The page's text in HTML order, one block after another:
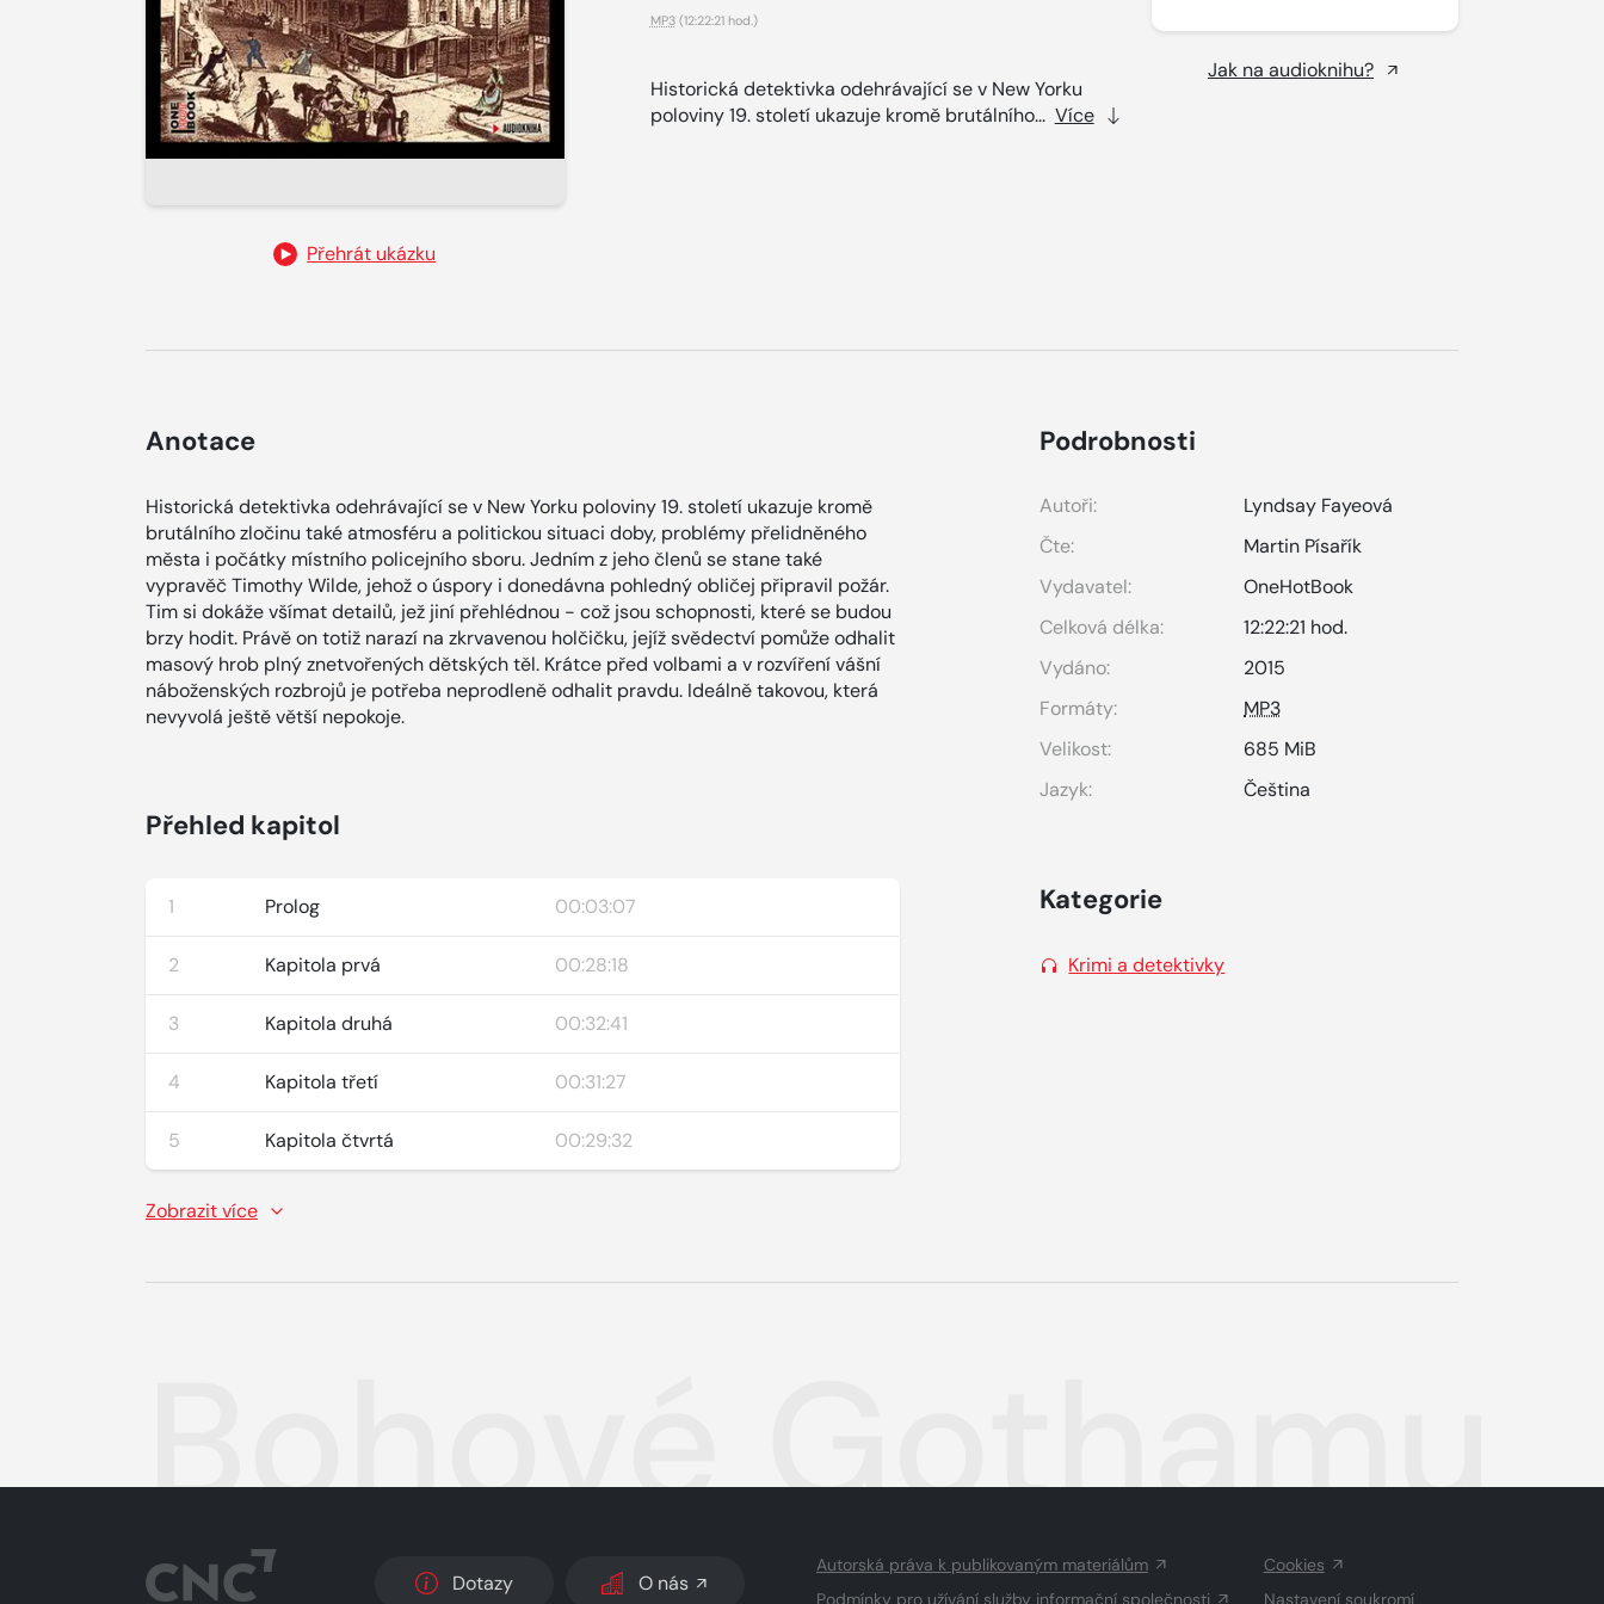
Přehrát ukázku
MP3(12:22:21 hod.)
Historická detektivka odehrávající se v New Yorku
poloviny 19. století ukazuje kromě brutálního... Více
Jak na audioknihu?
Anotace
Historická detektivka odehrávající se v New Yorku poloviny 19. století ukazuje kromě
brutálního zločinu také atmosféru a politickou situaci doby, problémy přelidněného
města i počátky místního policejního sboru. Jedním z jeho členů se stane také
vypravěč Timothy Wilde, jehož o úspory i donedávna pohledný obličej připravil požár.
Tim si dokáže všímat detailů, jež jiní přehlédnou - což jsou schopnosti, které se budou
brzy hodit. Právě on totiž narazí na zkrvavenou holčičku, jejíž svědectví pomůže odhalit
masový hrob plný znetvořených dětských těl. Krátce před volbami a v rozvíření vášní
náboženských rozbrojů je potřeba neprodleně odhalit pravdu. Ideálně takovou, která
nevyvolá ještě větší nepokoje.
Přehled kapitol
1 Prolog 00:03:07
2 Kapitola prvá 00:28:18
3 Kapitola druhá 00:32:41
4 Kapitola třetí 00:31:27
5 Kapitola čtvrtá 00:29:32
Zobrazit více
Podrobnosti
Autoři:
Lyndsay Fayeová
Čte:
Martin Písařík
Vydavatel:
OneHotBook
Celková délka:
12:22:21 hod.
Vydáno:
2015
Formáty:
MP3
Velikost:
685 MiB
Jazyk:
Čeština
Kategorie
Krimi a detektivky
Bohové Gothamu
Dotazy O nás
Autorská práva k publikovaným materiálům
Podmínky pro užívání služby informační společnosti
Cookies
Nastavení soukromí